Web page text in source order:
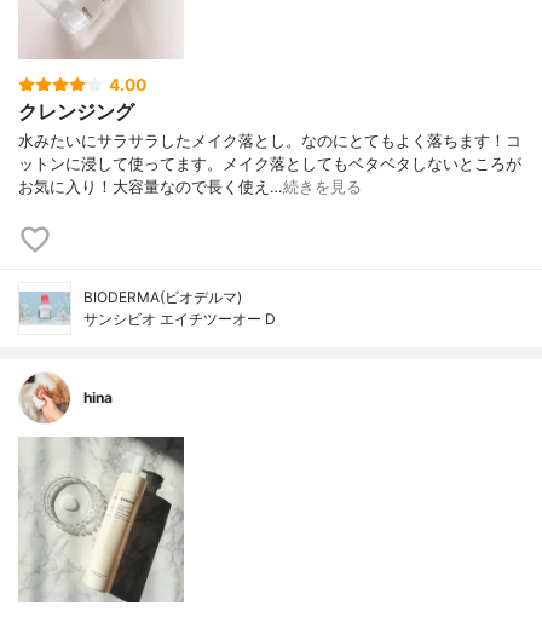
4.00
クレンジング
水みたいにサラサラしたメイク落とし。なのにとてもよく落ちます！コ
ットンに浸して使ってます。メイク落としてもベタベタしないところが
お気に入り！大容量なので長く使え…続きを見る
BIODERMA(ビオデルマ)
サンシビオ エイチツーオー D
hina